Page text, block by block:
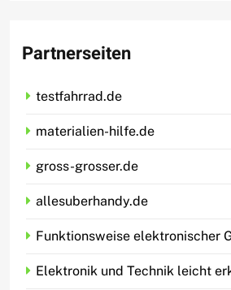
Partnerseiten
testfahrrad.de
materialien-hilfe.de
gross-grosser.de
allesuberhandy.de
Funktionsweise elektronischer
Elektronik und Technik leicht